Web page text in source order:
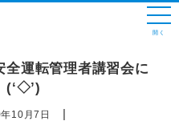
全運転管理者講習会に
ゞ
10月7日 |